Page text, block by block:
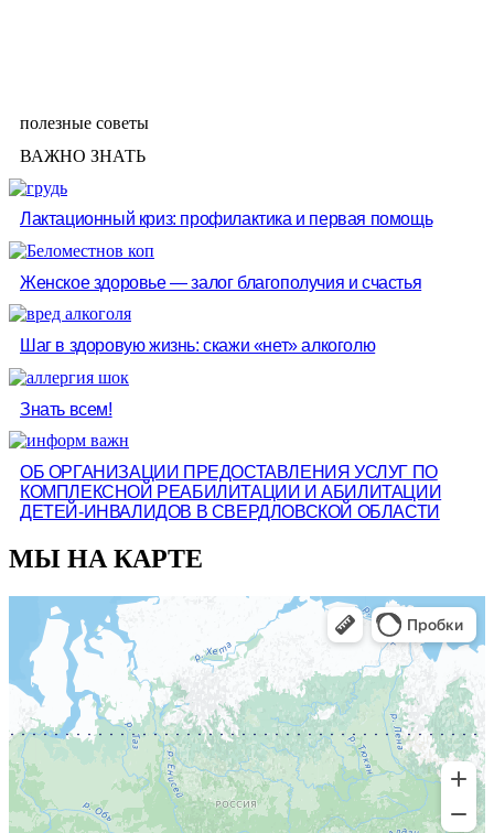
полезные советы
ВАЖНО ЗНАТЬ
Лактационный криз: профилактика и первая помощь
Женское здоровье — залог благополучия и счастья
Шаг в здоровую жизнь: скажи «нет» алкоголю
Знать всем!
ОБ ОРГАНИЗАЦИИ ПРЕДОСТАВЛЕНИЯ УСЛУГ ПО
КОМПЛЕКСНОЙ РЕАБИЛИТАЦИИ И АБИЛИТАЦИИ
ДЕТЕЙ-ИНВАЛИДОВ В СВЕРДЛОВСКОЙ ОБЛАСТИ
МЫ НА КАРТЕ